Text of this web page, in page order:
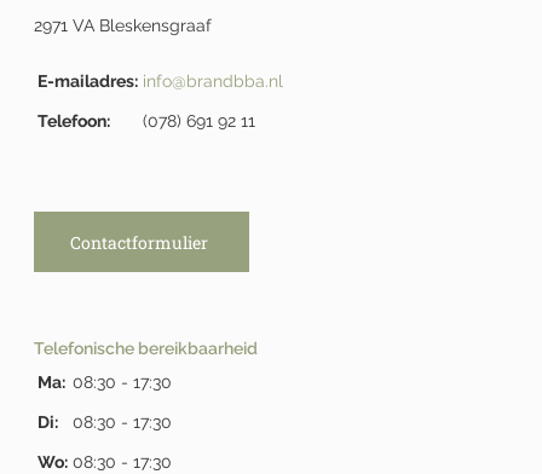
2971 VA Bleskensgraaf
E-mailadres: info@brandbba.nl
Telefoon: (078) 691 92 11
Contactformulier
Telefonische bereikbaarheid
Ma: 08:30 - 17:30
Di: 08:30 - 17:30
Wo: 08:30 - 17:30